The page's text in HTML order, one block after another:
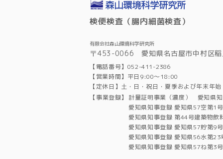
検便検査（腸内細菌検査）
有限会社森山環境科学研究所
〒453-0066 愛知県名古屋市中村区
【電話番号】052-411-2386
【営業時間】平日9:00～18:00
【定休日】土・日・祝日・夏季および年末年始
【事業登録】
計量証明事業（濃度） 愛知県
愛知県知事登録 愛知県57空第1
愛知県知事登録 第44号建築物飲
愛知県知事登録 愛知県57貯第9
愛知県知事登録 愛知県56水第
愛知県知事登録 愛知県57ね第3号